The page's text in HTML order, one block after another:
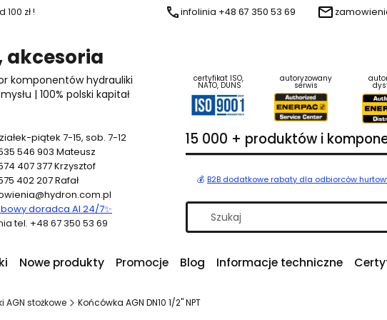
zł ! infolinia +48 67 350 53 69
akcesoria
komponentów hydrauliki
| 100% polski kapitał
certyfikat ISO,
NATO, DUNS
autoryzowany
serwis
piątek 7-15, sob. 7-12
546 903 Mateusz
407 377Krzysztof
402 207Rafał
doradca AI 24/7✨
tel. +48 67 350 53 69
15 000 + produktów i
💰 B2B dodatkowe rabaty dla odbiorców
Nowe produkty Promocje Blog Informacje techniczne
AGN stożkowe Końcówka AGN DN10 1/2" NPT